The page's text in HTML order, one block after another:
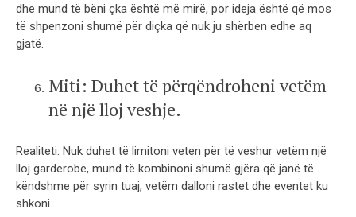
dhe mund të bëni çka është më mirë, por ideja është që mos
të shpenzoni shumë për diçka që nuk ju shërben edhe aq
gjatë.
Miti: Duhet të përqëndroheni vetëm
në një lloj veshje.
Realiteti: Nuk duhet të limitoni veten për të veshur vetëm një
lloj garderobe, mund të kombinoni shumë gjëra që janë të
këndshme për syrin tuaj, vetëm dalloni rastet dhe eventet ku
shkoni.